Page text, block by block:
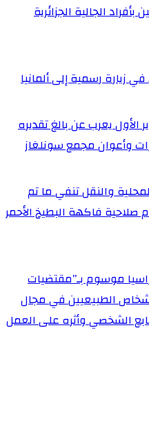
الجالية الجزائرية
زيارة رسمية إلى ألمانيا
الأول يعرب عن بالغ تقديره
وأعوان مجمع سونلغاز
والنقل تنفي ما تم
فاكهة البطيخ الأحمر
موسوم بـ”مقتضيات
الطبيعيين في مجال
الشخصي وأثره على العمل